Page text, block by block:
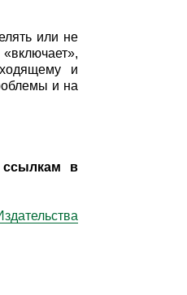
или не
и
и на
в